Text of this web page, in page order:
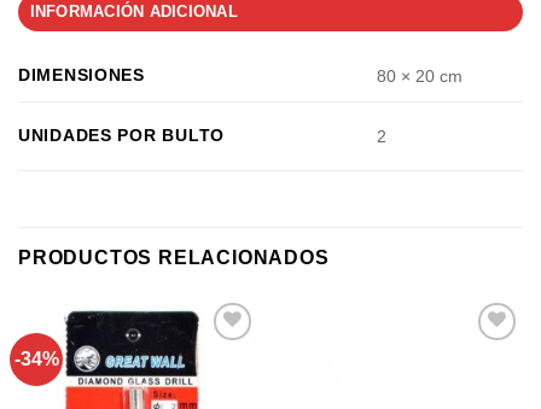
INFORMACIÓN ADICIONAL
DIMENSIONES 80 × 20 cm
UNIDADES POR BULTO 2
PRODUCTOS RELACIONADOS
-34%
Añadir a